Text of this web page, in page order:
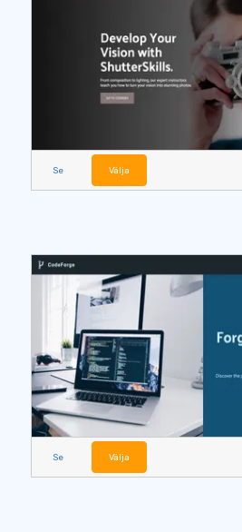
Se Välja
Se Välja